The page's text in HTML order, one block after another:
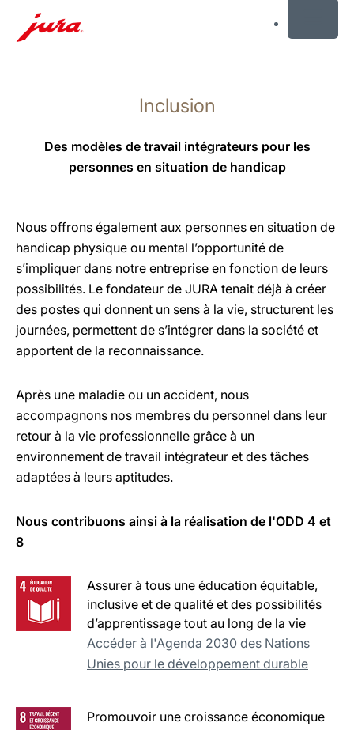
Inclusion
Des modèles de travail intégrateurs pour les
personnes en situation de handicap
Nous offrons également aux personnes en situation de
handicap physique ou mental l’opportunité de
s’impliquer dans notre entreprise en fonction de leurs
possibilités. Le fondateur de JURA tenait déjà à créer
des postes qui donnent un sens à la vie, structurent les
journées, permettent de s’intégrer dans la société et
apportent de la reconnaissance.
Après une maladie ou un accident, nous
accompagnons nos membres du personnel dans leur
retour à la vie professionnelle grâce à un
environnement de travail intégrateur et des tâches
adaptées à leurs aptitudes.
Nous contribuons ainsi à la réalisation de l'ODD 4 et
8
Assurer à tous une éducation équitable,
inclusive et de qualité et des possibilités
d’apprentissage tout au long de la vie
Accéder à l'Agenda 2030 des Nations
Unies pour le développement durable
Promouvoir une croissance économique